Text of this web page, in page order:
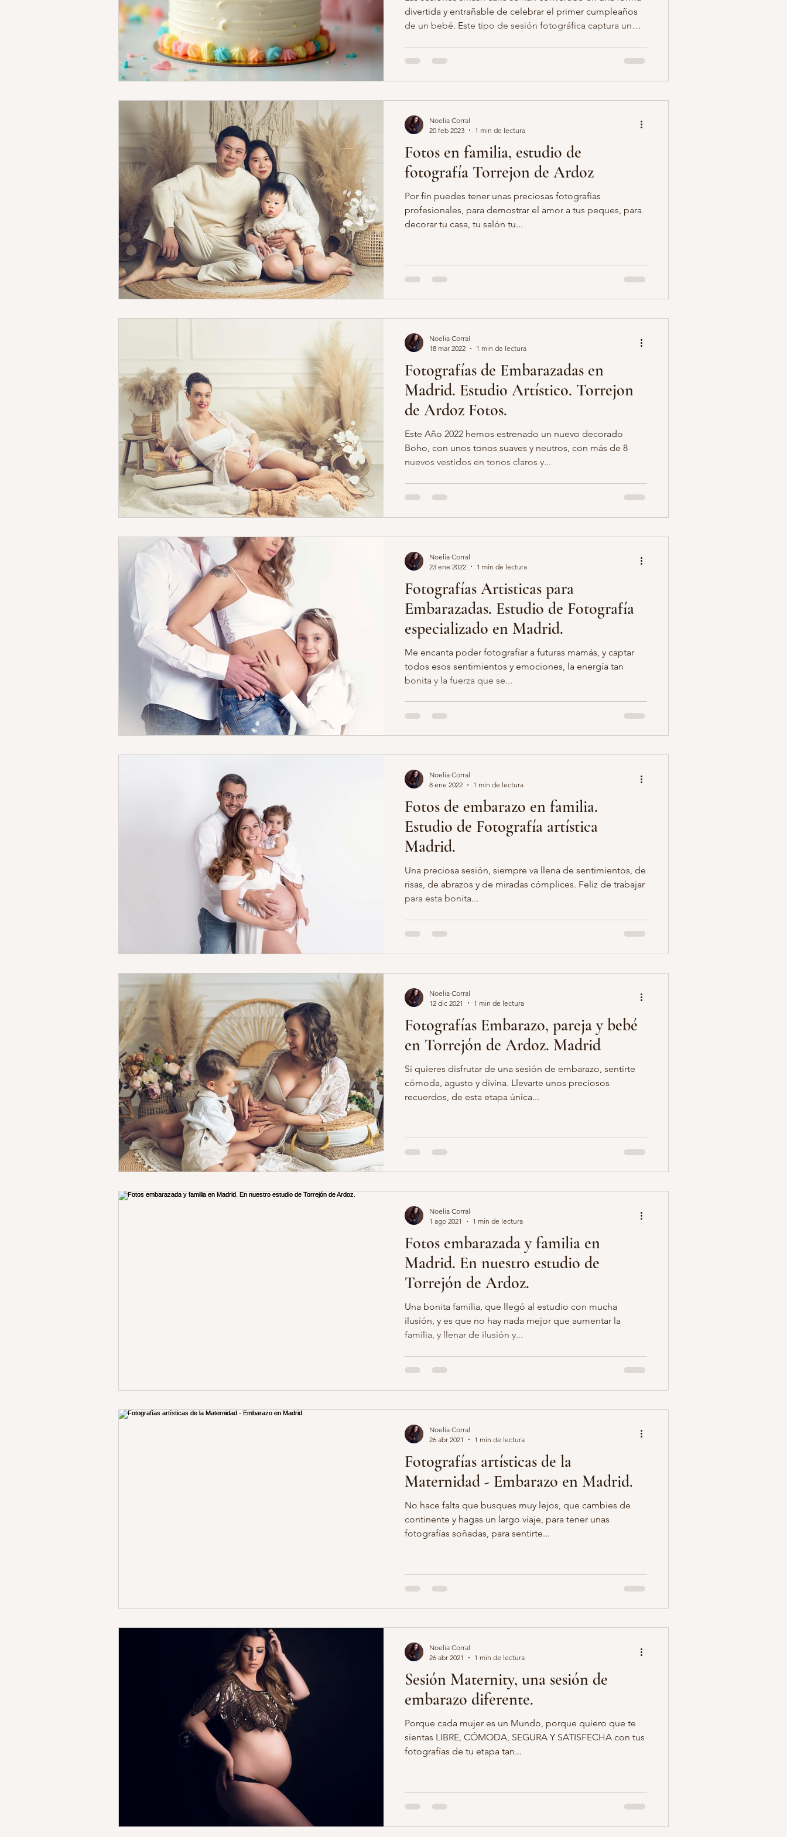
fotos embarazo vestuario fotografias retocadas embarazo embarazo pareja fotos
estudio sonrisas de algodon fotos infantiles estudio fotos niños fotos bonitas niños regalo de fotos
fotos niños y niñas fotos en caballo carrusel fotografia infantil madrid
divertida y entrañable de celebrar el primer cumpleaños
de un bebé. Este tipo de sesión fotográfica captura un
pastel. Más allá de las risas y el caos adorable, estas
imágenes se transforman en recuerdos inolvidables para
Fotos en familia, estudio de
fotografía Torrejon de Ardoz
Por fin puedes tener unas preciosas fotografías
profesionales, para demostrar el amor a tus peques, para
decorar tu casa, tu salón tu...
Noelia Corral
20 feb 2023
1 min de lectura
Fotografías de Embarazadas en
Madrid. Estudio Artístico. Torrejon
de Ardoz Fotos.
Este Año 2022 hemos estrenado un nuevo decorado
Boho, con unos tonos suaves y neutros, con más de 8
nuevos vestidos en tonos claros y...
Noelia Corral
18 mar 2022
1 min de lectura
Fotografías Artisticas para
Embarazadas. Estudio de Fotografía
especializado en Madrid.
Me encanta poder fotografíar a futuras mamás, y captar
todos esos sentimientos y emociones, la energía tan
bonita y la fuerza que se...
Noelia Corral
23 ene 2022
1 min de lectura
Fotos de embarazo en familia.
Estudio de Fotografía artística
Madrid.
Una preciosa sesión, siempre va llena de sentimientos, de
risas, de abrazos y de miradas cómplices. Feliz de trabajar
para esta bonita...
Noelia Corral
8 ene 2022
1 min de lectura
Fotografías Embarazo, pareja y bebé
en Torrejón de Ardoz. Madrid
Si quieres disfrutar de una sesión de embarazo, sentirte
cómoda, agusto y divina. Llevarte unos preciosos
recuerdos, de esta etapa única...
Noelia Corral
12 dic 2021
1 min de lectura
Fotos embarazada y familia en
Madrid. En nuestro estudio de
Torrejón de Ardoz.
Una bonita familia, que llegó al estudio con mucha
ilusión, y es que no hay nada mejor que aumentar la
familia, y llenar de ilusión y...
Noelia Corral
1 ago 2021
1 min de lectura
Fotografías artísticas de la
Maternidad - Embarazo en Madrid.
No hace falta que busques muy lejos, que cambies de
continente y hagas un largo viaje, para tener unas
fotografías soñadas, para sentirte...
Noelia Corral
26 abr 2021
1 min de lectura
Sesión Maternity, una sesión de
embarazo diferente.
Porque cada mujer es un Mundo, porque quiero que te
sientas LIBRE, CÓMODA, SEGURA Y SATISFECHA con tus
fotografías de tu etapa tan...
Noelia Corral
26 abr 2021
1 min de lectura